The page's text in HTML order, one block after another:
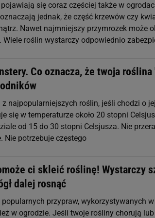
się coraz częściej także w
jednak, że część krzewów czy
Nawet najmniejszy przymrozek może
Wiele roślin wystarczy odpowiednio
Co oznacza, że twoja roślina
najpopularniejszych roślin, jeśli chodzi o
się w temperaturze około 20 stopni
od 15 do 30 stopni Celsjusza. Nie
Nie potrzebuje częstego
ci skleić roślinę! Wystarczy
dalej rosnąć
przypraw, wykorzystywanych
w ogrodzie. Jeśli twoje rośliny chorują